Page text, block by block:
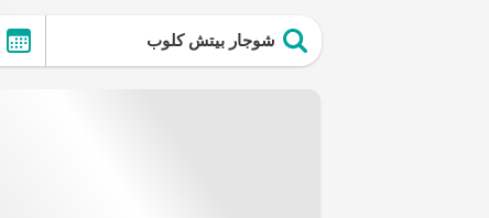
شوجار بيتش كلوب